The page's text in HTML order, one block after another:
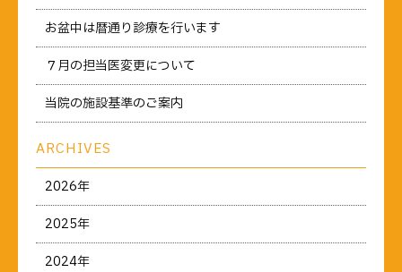
お盆中は暦通り診療を行います
７月の担当医変更について
当院の施設基準のご案内
ARCHIVES
2026年
2025年
2024年